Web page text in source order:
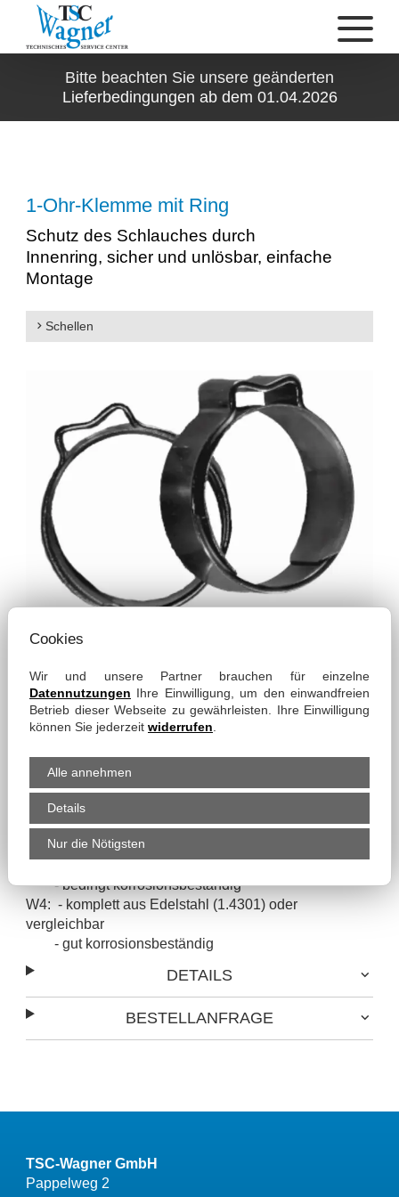
Bitte beachten Sie unsere geänderten
Lieferbedingungen ab dem 01.04.2026
1-Ohr-Klemme mit Ring
Schutz des Schlauches durch
Innenring, sicher und unlösbar, einfache
Montage
Schellen
weitere Varianten
2-Ohr-Klemme
1-Ohr-Klemme
Ausführungen:
W1: - beschichteter Stahl
- bedingt korrosionsbeständig
W4: - komplett aus Edelstahl (1.4301) oder
vergleichbar
- gut korrosionsbeständig
DETAILS
BESTELLANFRAGE
TSC-Wagner GmbH
Pappelweg 2
Cookies
Wir und unsere Partner brauchen für einzelne
Datennutzungen Ihre Einwilligung, um den einwandfreien
Betrieb dieser Webseite zu gewährleisten. Ihre Einwilligung
können Sie jederzeit widerrufen
Alle annehmen
Details
Nur die Nötigsten